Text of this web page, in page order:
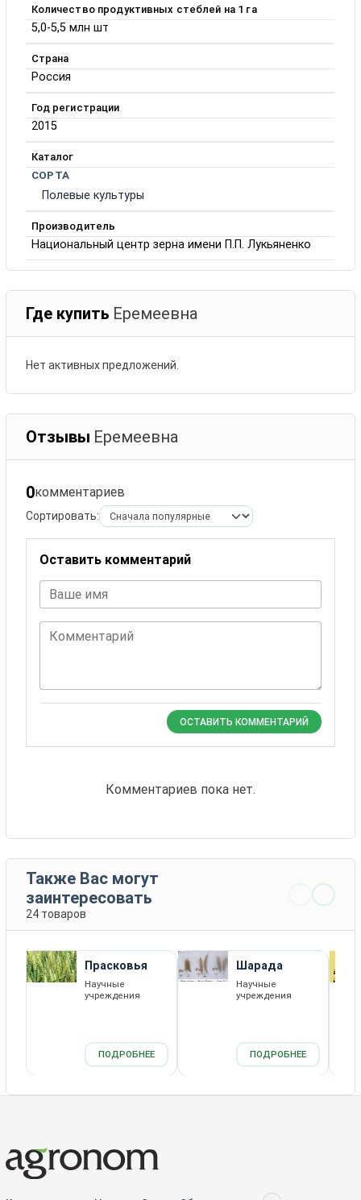
Количество продуктивных стеблей на 1 га
5,0-5,5 млн шт
Страна
Россия
Год регистрации
2015
Каталог
СОРТА
Полевые культуры
Производитель
Национальный центр зерна имени П.П. Лукьяненко
Где купить Еремеевна
Нет активных предложений.
Отзывы Еремеевна
0комментариев
Сортировать:
Оставить комментарий
Ваше имя
Комментарий
ОСТАВИТЬ КОММЕНТАРИЙ
Комментариев пока нет.
Также Вас могут
заинтересовать
24 товаров
Прасковья
Научные
учреждения
ПОДРОБНЕЕ
Шарада
Научные
учреждения
ПОДРОБНЕЕ